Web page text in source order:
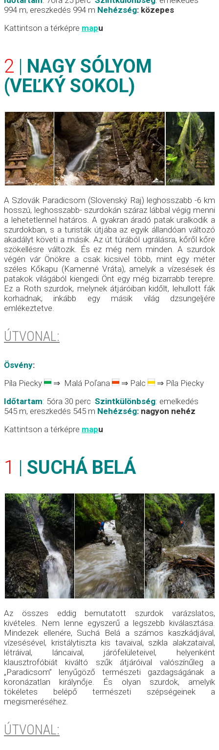
994 m, ereszkedés 994 m Nehézség: közepes
Kattintson a térképre mapu
2 | NAGY SÓLYOM
(VEĽKÝ SOKOL)
A Szlovák Paradicsom (Slovenský Raj) leghosszabb -6 km
hosszú, leghosszabb- szurdokán száraz lábbal végig menni
a lehetetlennel határos. A gyakran áradó patak uralkodik a
szurdokban, s a turisták útjába az egyik állandóan változó
akadályt követi a másik. Az út túrából ugrálásra, kőről kőre
szökellésre változik. És ez még nem minden. A szurdok
végén vár Önökre a csak kicsivel több, mint egy méter
széles Kőkapu (Kamenné Vráta), amelyik a vízesések és
patakok világából kiengedi Önt egy még bizarrabb terepre.
Ez a Roth szurdok, melynek átjáróiban kidőlt, lehullott fák
korhadnak, inkább egy másik világ dzsungeljére
emlékeztetve.
ÚTVONAL:
Ösvény:
Píla Piecky
⇒ Malá Poľana ⇒ Palc
⇒ Píla Piecky
Időtartam: 5óra 30 perc Szintkülönbség: emelkedés
545 m, ereszkedés 545 m Nehézség: nagyon nehéz
Kattintson a térképre mapu
1 | SUCHÁ BELÁ
Az összes eddig bemutatott szurdok varázslatos,
kivételes. Nem lenne egyszerű a legszebb kiválasztása.
Mindezek ellenére, Suchá Belá a számos kaszkádjával,
vízesésével, kristálytiszta kis tavaival, szikla alakzataival,
létráival, láncaival, járófelületeivel, helyenként
klausztrofóbiát kiváltó szűk átjáróival valószínűleg a
„Paradicsom” lenyűgöző természeti gazdagságának a
koronázatlan királynője. És olyan szurdok, amelyik
tökéletes belépő természeti szépségeinek a
megismeréséhez.
ÚTVONAL: